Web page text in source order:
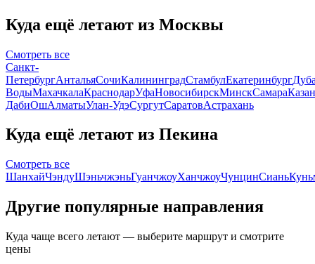
Куда ещё летают из Москвы
Смотреть все
Санкт-
ПетербургАнтальяСочиКалининградСтамбулЕкатеринбург
ВодыМахачкалаКраснодарУфаНовосибирскМинскСамара
ДабиОшАлматыУлан-УдэСургутСаратовАстрахань
Куда ещё летают из Пекина
Смотреть все
ШанхайЧэндуШэньчжэньГуанчжоуХанчжоуЧунцинСиань
Другие популярные направления
Куда чаще всего летают — выберите маршрут и смотрите
цены